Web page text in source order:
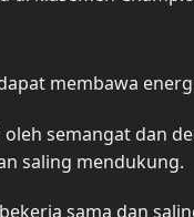
membawa
semangat dan
saling mendukung.
sama dan